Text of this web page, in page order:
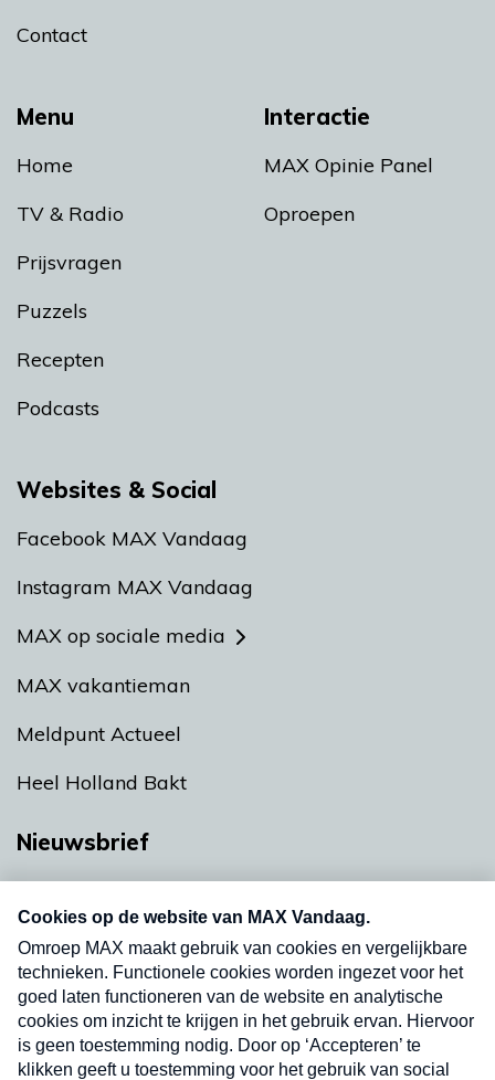
Menu
Home
TV & Radio
Prijsvragen
Puzzels
Recepten
Podcasts
Interactie
MAX Opinie Panel
Oproepen
Contact
Websites & Social
Facebook MAX Vandaag
Instagram MAX Vandaag
MAX op sociale media
MAX vakantieman
Meldpunt Actueel
Heel Holland Bakt
Nieuwsbrief
nieuwsbrief. Elke vrijdag- en dinsdagochtend in
uw mailbox.
Verzend